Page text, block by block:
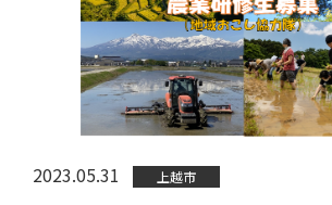
2023.05.31 上越市